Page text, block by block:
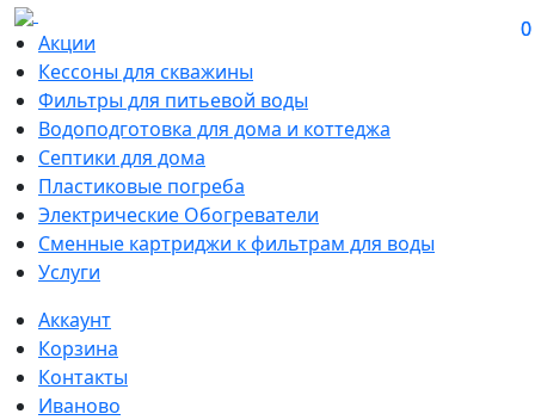
0
0
Акции
Кессоны для скважины
Фильтры для питьевой воды
Водоподготовка для дома и коттеджа
Септики для дома
Пластиковые погреба
Электрические Обогреватели
Сменные картриджи к фильтрам для воды
Услуги
Аккаунт
Корзина
Контакты
Иваново